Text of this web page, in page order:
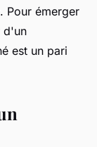
Pour émerger
d'un
est un pari